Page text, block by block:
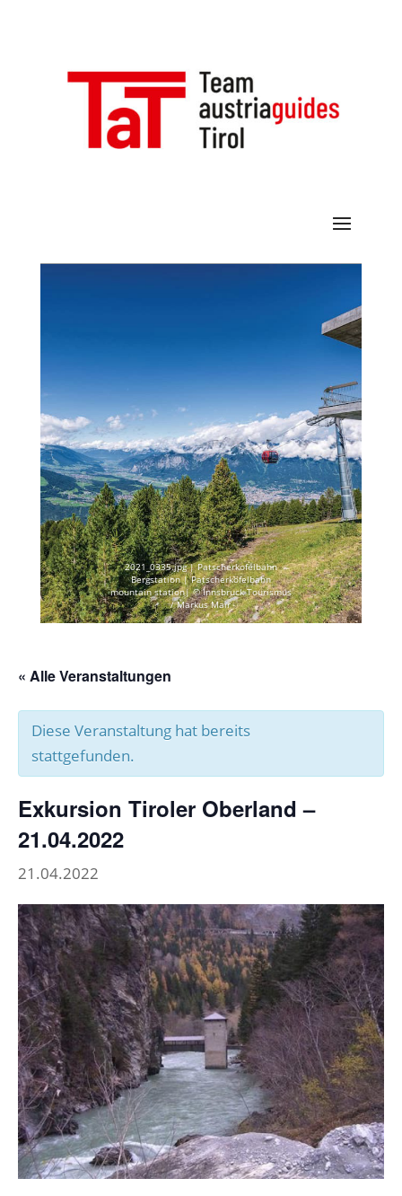
2021_0335.jpg | Patscherkofelbahn
Bergstation | Patscherkofelbahn
mountain station| © Innsbruck Tourismus
/ Markus Mair
« Alle Veranstaltungen
Diese Veranstaltung hat bereits
stattgefunden.
Exkursion Tiroler Oberland –
21.04.2022
21.04.2022